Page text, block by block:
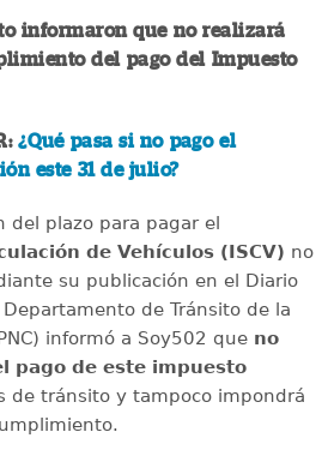
informaron que no realizará
del pago del Impuesto
¿Qué pasa si no pago el
este 31 de julio?
del plazo para pagar el
de Vehículos (ISCV) no
su publicación en el Diario
de Tránsito de la
informó a Soy502 que no
pago de este impuesto
de tránsito y tampoco impondrá